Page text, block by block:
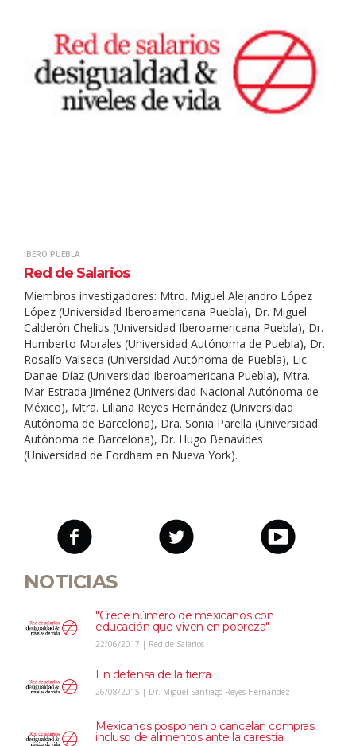
IBERO PUEBLA
Red de Salarios
Miembros investigadores: Mtro. Miguel Alejandro López
López (Universidad Iberoamericana Puebla), Dr. Miguel
Calderón Chelius (Universidad Iberoamericana Puebla), Dr.
Humberto Morales (Universidad Autónoma de Puebla), Dr.
Rosalío Valseca (Universidad Autónoma de Puebla), Lic.
Danae Díaz (Universidad Iberoamericana Puebla), Mtra.
Mar Estrada Jiménez (Universidad Nacional Autónoma de
México), Mtra. Liliana Reyes Hernández (Universidad
Autónoma de Barcelona), Dra. Sonia Parella (Universidad
Autónoma de Barcelona), Dr. Hugo Benavides
(Universidad de Fordham en Nueva York).
NOTICIAS
"Crece número de mexicanos con
educación que viven en pobreza"
22/06/2017 | Red de Salarios
En defensa de la tierra
26/08/2015 | Dr. Miguel Santiago Reyes Hernández
Mexicanos posponen o cancelan compras
incluso de alimentos ante la carestía